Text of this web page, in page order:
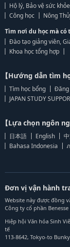
Hộ lý, Bảo vệ sức khỏe
Công học
Nông
Tìm nơi du học mà có
Đào tạo giảng viên,
Khoa học tổng hợp
【Hướng dẫn tìm
Tìm học bổng
Đăng
JAPAN STUDY
【Lựa chọn ngôn
日本語 English
Bahasa Indonesia
Đơn vị vận hành
Website này được đồng
Công ty cổ phần
Hiệp hội Văn hóa Sinh
tế
113-8642, Tokyo-to